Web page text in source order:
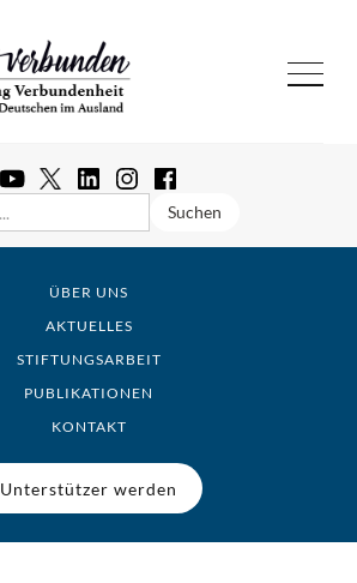
ÜBER UNS
AKTUELLES
STIFTUNGSARBEIT
PUBLIKATIONEN
KONTAKT
Unterstützer werden